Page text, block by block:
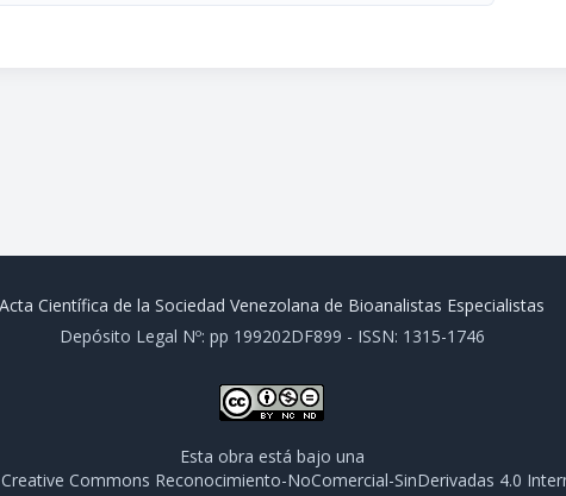
Acta Científica de la Sociedad Venezolana de Bioanalistas Especialistas
Depósito Legal Nº: pp 199202DF899 - ISSN: 1315-1746
Esta obra está bajo una
Commons Reconocimiento-NoComercial-SinDerivadas 4.0